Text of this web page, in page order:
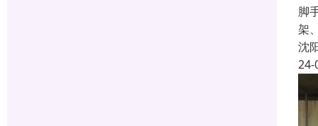
脚
架
沈
24-